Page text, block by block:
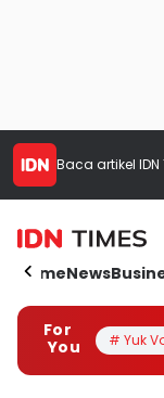
Baca artikel
HomeNews
For
You
# Yuk